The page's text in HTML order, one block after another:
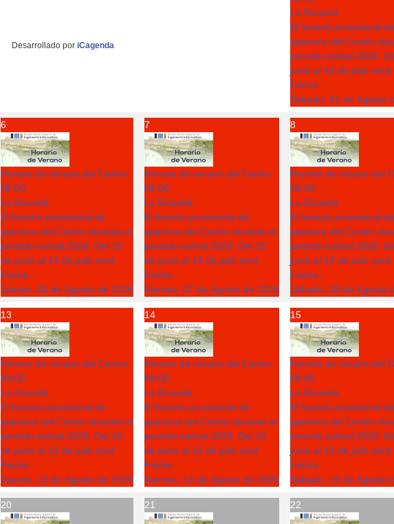
La Escuela
El horario provisional
apertura del Centro
periodo estival 2026:
junio al 10 de julio será
Fecha :
Sábado, 01 de Agosto
6
Horario de verano del Centro
08:00
La Escuela
El horario provisional de
apertura del Centro durante el
periodo estival 2026: Del 15
de junio al 10 de julio será
Fecha :
Jueves, 06 de Agosto de 2026
7
Horario de verano del Centro
08:00
La Escuela
El horario provisional de
apertura del Centro durante el
periodo estival 2026: Del 15
de junio al 10 de julio será
Fecha :
Viernes, 07 de Agosto de 2026
8
Horario de verano del
08:00
La Escuela
El horario provisional
apertura del Centro
periodo estival 2026:
junio al 10 de julio será
Fecha :
Sábado, 08 de Agosto
13
Horario de verano del Centro
08:00
La Escuela
El horario provisional de
apertura del Centro durante el
periodo estival 2026: Del 15
de junio al 10 de julio será
Fecha :
Jueves, 13 de Agosto de 2026
14
Horario de verano del Centro
08:00
La Escuela
El horario provisional de
apertura del Centro durante el
periodo estival 2026: Del 15
de junio al 10 de julio será
Fecha :
Viernes, 14 de Agosto de 2026
15
Horario de verano del
08:00
La Escuela
El horario provisional
apertura del Centro
periodo estival 2026:
junio al 10 de julio será
Fecha :
Sábado, 15 de Agosto
20 21 22
Desarrollado por iCagenda